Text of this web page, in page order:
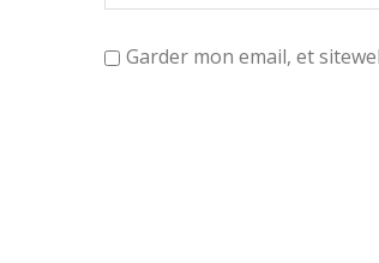
Garder mon email, et